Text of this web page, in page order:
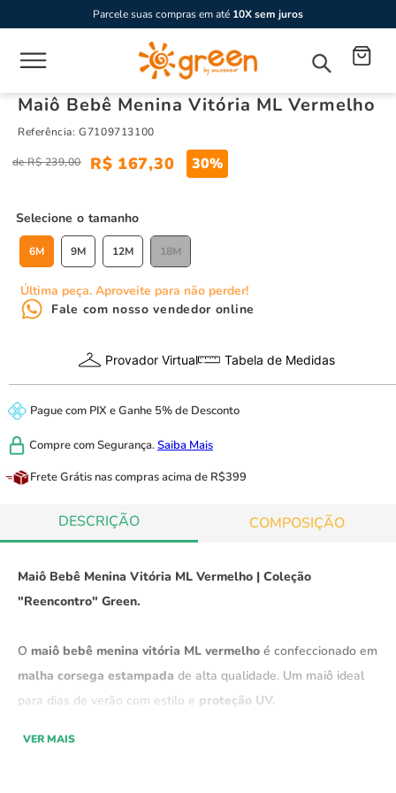
Parcele suas compras em até 10X sem juros
Maiô Bebê Menina Vitória ML Vermelho
Referência:G7109713100
R$ 239,00 R$ 167,30 30%
tamanho
6M 9M 12M 18M
Última peça. Aproveite para não perder!
Fale com nosso vendedor online
Provador Virtual Tabela de Medidas
Pague com PIX eGanhe 5% de Desconto
Compre comSegurança.Saiba Mais
Frete Grátis nas compras acima de R$399
DESCRIÇÃO COMPOSIÇÃO
Maiô Bebê Menina Vitória ML Vermelho | Coleção
"Reencontro" Green.
O maiô bebê menina vitória ML vermelho é confeccionado em
malha corsega estampada de alta qualidade. Um maiô ideal
para dias de verão com estilo e proteção UV.
VER MAIS